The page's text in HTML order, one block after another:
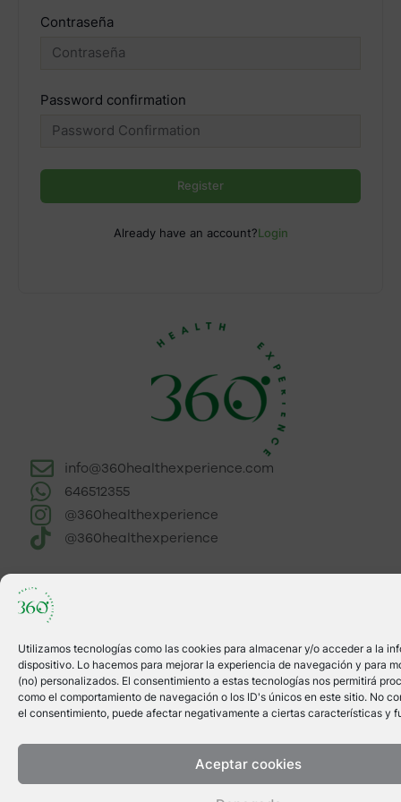
Utilizamos tecnologías como las cookies para almacenar y/o acceder a la
dispositivo. Lo hacemos para mejorar la experiencia de navegación y para
(no) personalizados. El consentimiento a estas tecnologías nos permitirá
como el comportamiento de navegación o los ID's únicos en este sitio. No
el consentimiento, puede afectar negativamente a ciertas características y
Aceptar cookies
Contraseña
Password confirmation
Register
Already have an account?Login
info@360healthexperience.com
646512355
@360healthexperience
@360healthexperience